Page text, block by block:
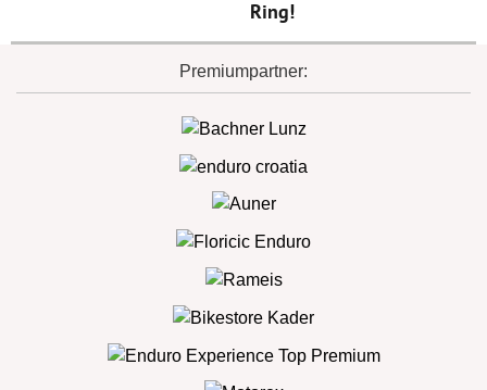
Ring!
Premiumpartner: